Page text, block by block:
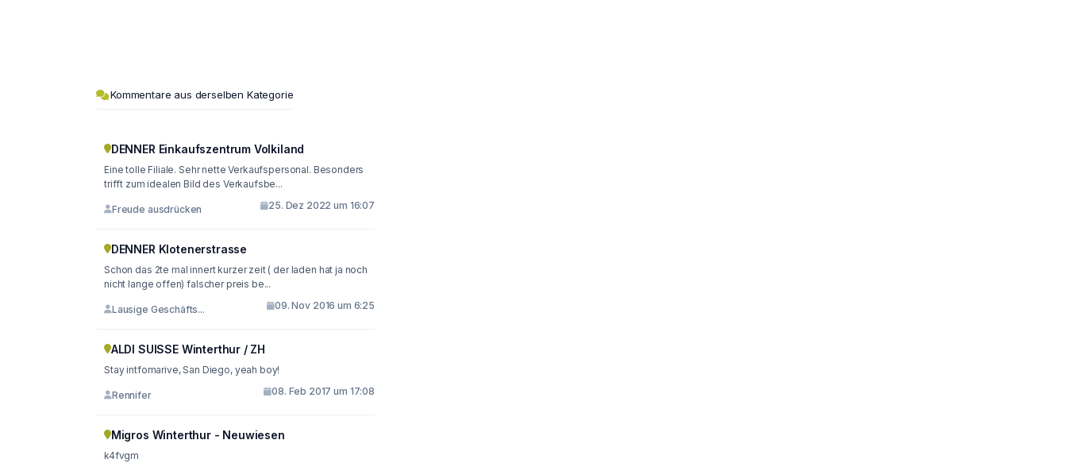
Kommentare aus derselben Kategorie
DENNER Einkaufszentrum Volkiland
Eine tolle Filiale. Sehr nette Verkaufspersonal. Besonders
trifft zum idealen Bild des Verkaufsbe...
Freude ausdrücken 25. Dez 2022 um 16:07
DENNER Klotenerstrasse
Schon das 2te mal innert kurzer zeit ( der laden hat ja noch
nicht lange offen) falscher preis be...
Lausige Geschäfts... 09. Nov 2016 um 6:25
ALDI SUISSE Winterthur / ZH
Stay intfomarive, San Diego, yeah boy!
Rennifer 08. Feb 2017 um 17:08
Migros Winterthur - Neuwiesen
k4fvgm